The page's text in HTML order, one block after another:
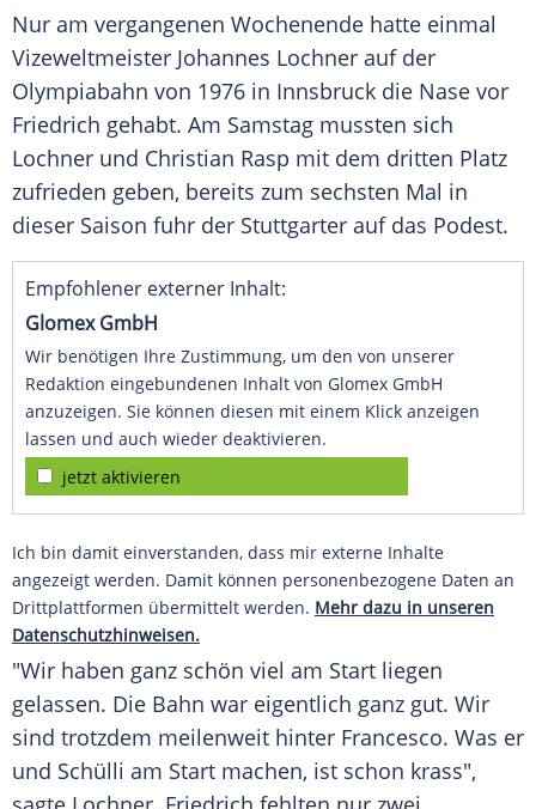
Nur am vergangenen Wochenende hatte einmal
Vizeweltmeister Johannes Lochner auf der
Olympiabahn von 1976 in Innsbruck die Nase vor
Friedrich gehabt. Am Samstag mussten sich
Lochner und Christian Rasp mit dem dritten Platz
zufrieden geben, bereits zum sechsten Mal in
dieser Saison fuhr der Stuttgarter auf das Podest.
Empfohlener externer Inhalt:
Glomex GmbH
Wir benötigen Ihre Zustimmung, um den von unserer
Redaktion eingebundenen Inhalt von Glomex GmbH
anzuzeigen. Sie können diesen mit einem Klick anzeigen
lassen und auch wieder deaktivieren.
jetzt aktivieren
Ich bin damit einverstanden, dass mir externe Inhalte
angezeigt werden. Damit können personenbezogene Daten an
Drittplattformen übermittelt werden. Mehr dazu in unseren
Datenschutzhinweisen.
"Wir haben ganz schön viel am Start liegen
gelassen. Die Bahn war eigentlich ganz gut. Wir
sind trotzdem meilenweit hinter Francesco. Was er
und Schülli am Start machen, ist schon krass",